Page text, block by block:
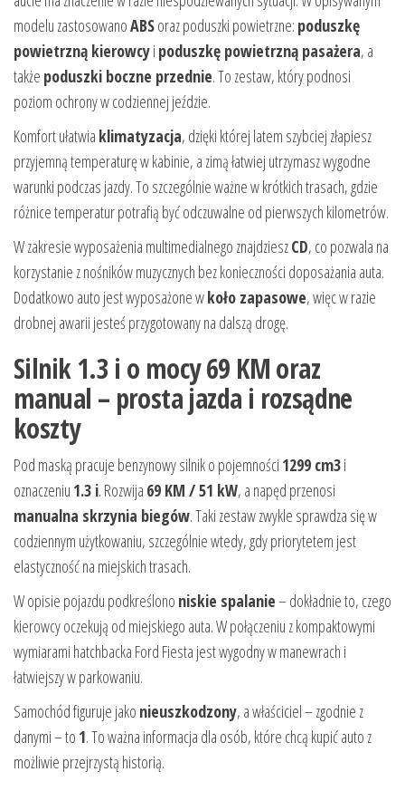
modelu zastosowanoABSoraz poduszki powietrzne: poduszkę
powietrzną kierowcyi poduszkę powietrzną pasażera, a
także poduszki boczne przednie. To zestaw, który podnosi
poziom ochrony w codziennej jeździe.
Komfort ułatwia klimatyzacja, dzięki której latem szybciej złapiesz
przyjemną temperaturę w kabinie, a zimą łatwiej utrzymasz wygodne
warunki podczas jazdy. To szczególnie ważne w krótkich trasach, gdzie
różnice temperatur potrafią być odczuwalne od pierwszych kilometrów.
W zakresie wyposażenia multimedialnego znajdzieszCD, co pozwala na
korzystanie z nośników muzycznych bez konieczności doposażania auta.
Dodatkowo auto jest wyposażone wkoło zapasowe, więc w razie
drobnej awarii jesteś przygotowany na dalszą drogę.
Silnik 1.3 i o mocy 69 KM oraz
manual – prosta jazda i rozsądne
koszty
Pod maską pracuje benzynowy silnik o pojemności 1299 cm3i
oznaczeniu 1.3 i. Rozwija 69 KM / 51 kW, a napęd przenosi
manualna skrzynia biegów. Taki zestaw zwykle sprawdza się w
codziennym użytkowaniu, szczególnie wtedy, gdy priorytetem jest
elastyczność na miejskich trasach.
W opisie pojazdu podkreślono niskie spalanie– dokładnie to, czego
kierowcy oczekują od miejskiego auta. W połączeniu z kompaktowymi
wymiarami hatchbacka Ford Fiesta jest wygodny w manewrach i
łatwiejszy w parkowaniu.
Samochód figuruje jako nieuszkodzony, a właściciel – zgodnie z
danymi – to 1. To ważna informacja dla osób, które chcą kupić auto z
możliwie przejrzystą historią.